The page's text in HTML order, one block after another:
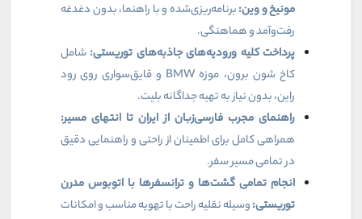
مونیخ و وین:برنامه‌ریزی‌شده و با راهنما، بدون دغدغه
رفت‌وآمد و هماهنگی.
پرداخت کلیه ورودیه‌های جاذبه‌های توریستی: شامل
کاخ شون برون، موزه BMW و قایق‌سواری روی رود
راین، بدون نیاز به تهیه جداگانه بلیت.
راهنمای مجرب فارسی‌زبان از ایران تا انتهای مسیر:
همراهی کامل برای اطمینان از راحتی و راهنمایی دقیق
در تمامی مسیر سفر.
انجام تمامی گشت‌ها و ترانسفرها با اتوبوس مدرن
توریستی:وسیله نقلیه راحت با تهویه مناسب و امکانات